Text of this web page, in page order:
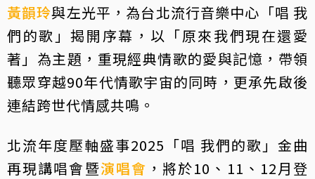
黃韻玲與左光平，為台北流行音樂中心「唱 我
們的歌」揭開序幕，以「原來我們現在還愛
著」為主題，重現經典情歌的愛與記憶，帶領
聽眾穿越90年代情歌宇宙的同時，更承先啟後
連結跨世代情感共鳴。
北流年度壓軸盛事2025「唱 我們的歌」金曲
再現講唱會暨演唱會 ，將於10、11、12月登